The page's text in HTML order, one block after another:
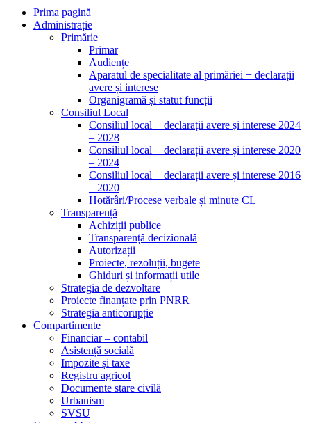
Prima pagină
Administrație
Primărie
Primar
Audiențe
Aparatul de specialitate al primăriei + declarații
avere și interese
Organigramă și statut funcții
Consiliul Local
Consiliul local + declarații avere și interese 2024
– 2028
Consiliul local + declarații avere și interese 2020
– 2024
Consiliul local + declarații avere și interese 2016
– 2020
Hotărâri/Procese verbale și minute CL
Transparență
Achiziții publice
Transparență decizională
Autorizații
Proiecte, rezoluții, bugete
Ghiduri și informații utile
Strategia de dezvoltare
Proiecte finanțate prin PNRR
Strategia anticorupție
Compartimente
Financiar – contabil
Asistență socială
Impozite și taxe
Registru agricol
Documente stare civilă
Urbanism
SVSU